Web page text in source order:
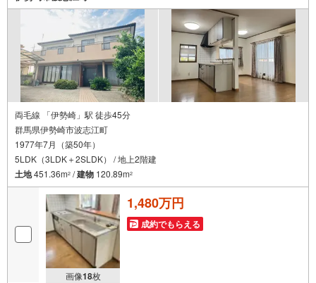
両毛線 「伊勢崎」駅 徒歩45分
群馬県伊勢崎市波志江町
1977年7月（築50年）
5LDK（3LDK＋2SLDK） / 地上2階建
土地451.36m2 /建物 120.89m2
画像18枚
1,480万円
成約でもらえる